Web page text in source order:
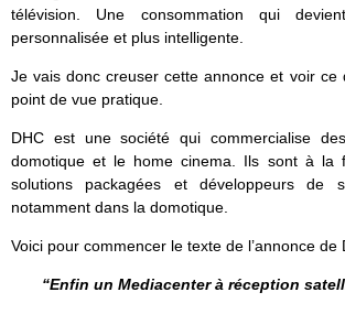
télévision. Une consommation qui
personnalisée et plus intelligente.
Je vais donc creuser cette annonce et voir ce
point de vue pratique.
DHC est une société qui commercialise
domotique et le home cinema. Ils sont à la
solutions packagées et développeurs de
notamment dans la domotique.
Voici pour commencer le texte de l’annonce de
“Enfin un Mediacenter à réception